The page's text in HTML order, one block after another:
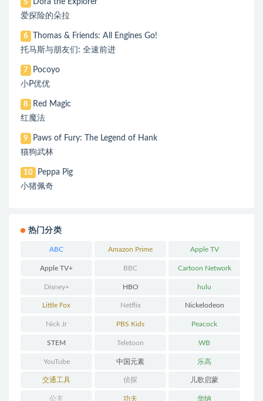
5
Dora the Explorer
爱探险的朵拉
6
Thomas & Friends: All Engines Go!
托马斯与朋友们: 全速前进
7
Pocoyo
小P优优
8
Red Magic
红魔法
9
Paws of Fury: The Legend of Hank
猫狗武林
10
Peppa Pig
小猪佩奇
热门分类
ABC Amazon Prime Apple TV
Apple TV+ BBC Cartoon Network
Disney+ HBO hulu
Little Fox Netflix Nickelodeon
Nick Jr PBS Kids Peacock
STEM Teletoon WB
YouTube 中国元素 乐高
交通工具 侦探 儿歌启蒙
公主 功夫 华纳